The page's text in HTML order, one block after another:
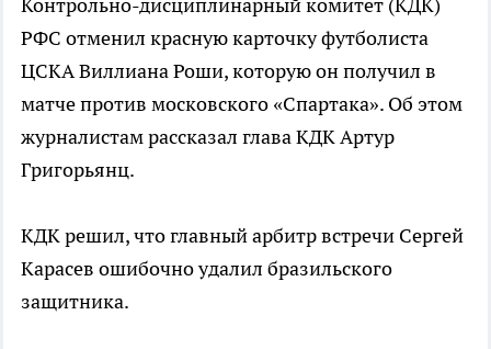
РФС отменил красную карточку футболиста
ЦСКА Виллиана Роши, которую он получил в
матче против московского «Спартака». Об этом
журналистам рассказал глава КДК Артур
Григорьянц.
КДК решил, что главный арбитр встречи Сергей
Карасев ошибочно удалил бразильского
защитника.